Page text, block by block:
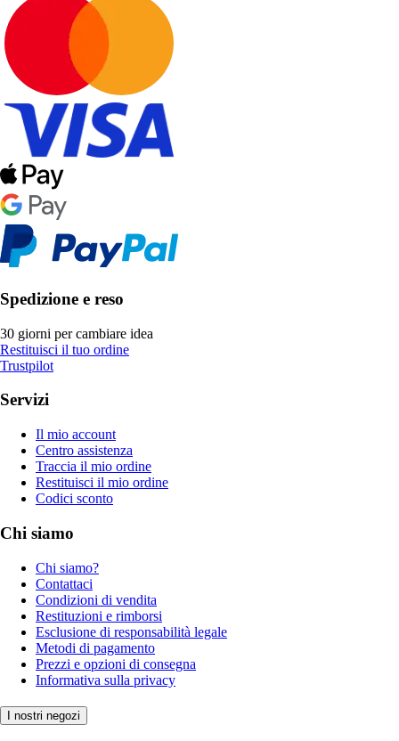
Spedizione e reso
30 giorni per cambiare idea
Restituisci il tuo ordine
Trustpilot
Servizi
Il mio account
Centro assistenza
Traccia il mio ordine
Restituisci il mio ordine
Codici sconto
Chi siamo
Chi siamo?
Contattaci
Condizioni di vendita
Restituzioni e rimborsi
Esclusione di responsabilità legale
Metodi di pagamento
Prezzi e opzioni di consegna
Informativa sulla privacy
I nostri negozi